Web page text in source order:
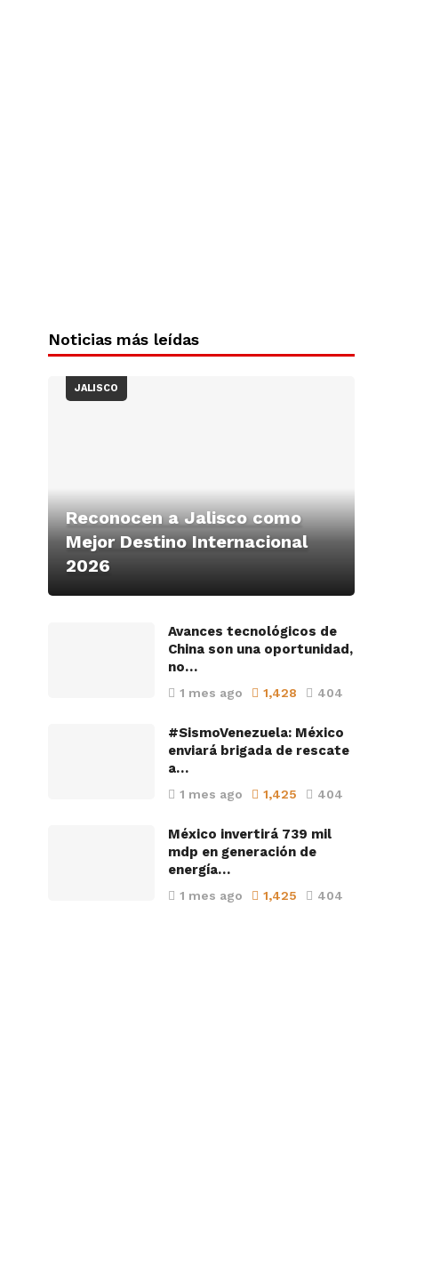
Noticias más leídas
JALISCO
Reconocen a Jalisco como
Mejor Destino Internacional
2026
Avances tecnológicos de
China son una oportunidad,
no…
1 mes ago 1,428 404
#SismoVenezuela: México
enviará brigada de rescate
a…
1 mes ago 1,425 404
México invertirá 739 mil
mdp en generación de
energía…
1 mes ago 1,425 404